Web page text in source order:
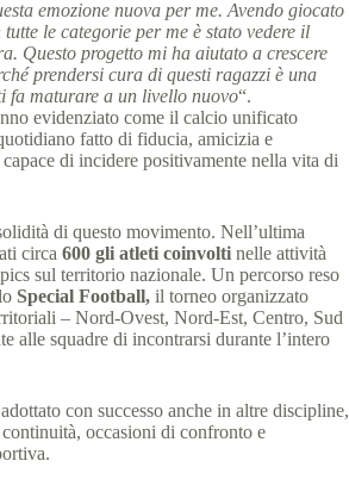
emozione nuova per me. Avendo giocato
le categorie per me è stato vedere il
Questo progetto mi ha aiutato a crescere
prendersi cura di questi ragazzi è una
fa maturare a un livello nuovo“.
evidenziato come il calcio unificato
fatto di fiducia, amicizia e
di incidere positivamente nella vita di
di questo movimento. Nell’ultima
circa 600 gli atleti coinvolti nelle attività
sul territorio nazionale. Un percorso reso
Special Football, il torneo organizzato
– Nord-Ovest, Nord-Est, Centro, Sud
alle squadre di incontrarsi durante l’intero
con successo anche in altre discipline,
occasioni di confronto e